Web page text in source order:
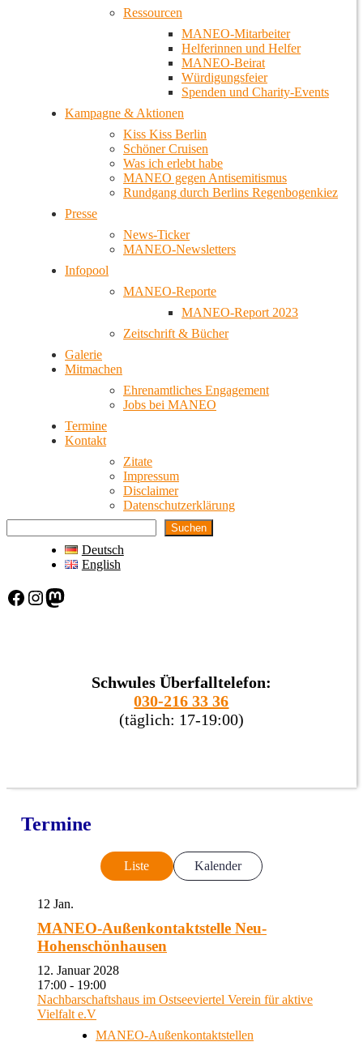
Ressourcen
MANEO-Mitarbeiter
Helferinnen und Helfer
MANEO-Beirat
Würdigungsfeier
Spenden und Charity-Events
Kampagne & Aktionen
Kiss Kiss Berlin
Schöner Cruisen
Was ich erlebt habe
MANEO gegen Antisemitismus
Rundgang durch Berlins Regenbogenkiez
Presse
News-Ticker
MANEO-Newsletters
Infopool
MANEO-Reporte
MANEO-Report 2023
Zeitschrift & Bücher
Galerie
Mitmachen
Ehrenamtliches Engagement
Jobs bei MANEO
Termine
Kontakt
Zitate
Impressum
Disclaimer
Datenschutzerklärung
Suchen
Deutsch
English
Facebook Instagram Mastodon
Schwules Überfalltelefon:
030-216 33 36
(täglich: 17-19:00)
Termine
Liste Kalender
12 Jan.
MANEO-Außenkontaktstelle Neu-
Hohenschönhausen
12. Januar 2028
17:00 - 19:00
Nachbarschaftshaus im Ostseeviertel Verein für aktive
Vielfalt e.V
MANEO-Außenkontaktstellen